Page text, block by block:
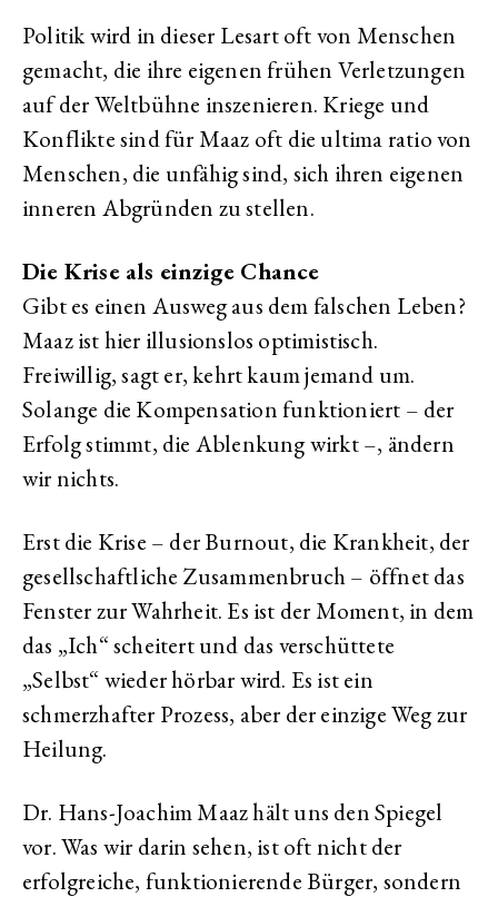
Politik wird in dieser Lesart oft von Menschen
gemacht, die ihre eigenen frühen Verletzungen
auf der Weltbühne inszenieren. Kriege und
Konflikte sind für Maaz oft die ultima ratio von
Menschen, die unfähig sind, sich ihren eigenen
inneren Abgründen zu stellen.
Die Krise als einzige Chance
Gibt es einen Ausweg aus dem falschen Leben?
Maaz ist hier illusionslos optimistisch.
Freiwillig, sagt er, kehrt kaum jemand um.
Solange die Kompensation funktioniert – der
Erfolg stimmt, die Ablenkung wirkt –, ändern
wir nichts.
Erst die Krise – der Burnout, die Krankheit, der
gesellschaftliche Zusammenbruch – öffnet das
Fenster zur Wahrheit. Es ist der Moment, in dem
das „Ich“ scheitert und das verschüttete
„Selbst“ wieder hörbar wird. Es ist ein
schmerzhafter Prozess, aber der einzige Weg zur
Heilung.
Dr. Hans-Joachim Maaz hält uns den Spiegel
vor. Was wir darin sehen, ist oft nicht der
erfolgreiche, funktionierende Bürger, sondern